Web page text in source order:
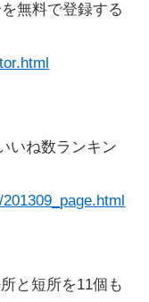
無料で登録する
いね数ランキン
と短所を11個も